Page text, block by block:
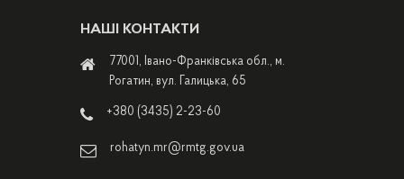
НАШІ КОНТАКТИ
77001, Івано-Франківська обл., м.
Рогатин, вул. Галицька, 65
+380 (3435) 2-23-60
rohatyn.mr@rmtg.gov.ua